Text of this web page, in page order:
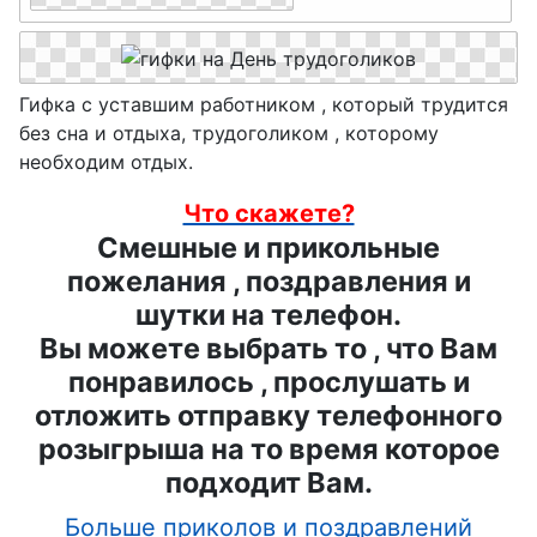
аналитика
День
гендиректо
ра
День
День ЛОРа
секретаря
День
лесника
День
машиностр
флориста,
флористики
День
шахмат
работников
морского и
речного
флота
День
сисадмина
День
работников
торговли
День
театральног
о кассира
поэзии
День
таксиста
День
гидрометео
ролога
День
работника
Гифка с уставшим работником , который трудится
без сна и отдыха, трудоголиком , которому
необходим отдых.
Что скажете?
Смешные и прикольные
пожелания , поздравления и
шутки на телефон.
Вы можете выбрать то , что Вам
понравилось , прослушать и
отложить отправку телефонного
розыгрыша на то время которое
подходит Вам.
Больше приколов и поздравлений